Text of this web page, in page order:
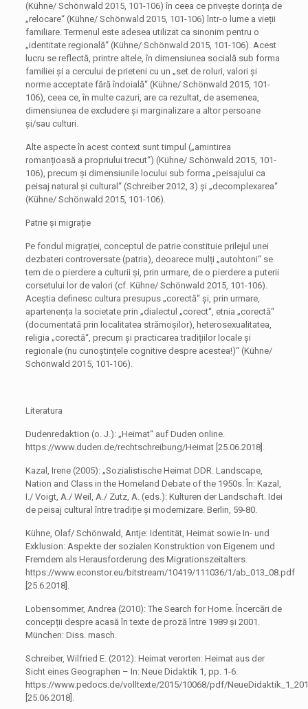
(Kühne/ Schönwald 2015, 101-106) în ceea ce privește dorința de
„relocare“ (Kühne/ Schönwald 2015, 101-106) într-o lume a vieții
familiare. Termenul este adesea utilizat ca sinonim pentru o
„identitate regională“ (Kühne/ Schönwald 2015, 101-106). Acest
lucru se reflectă, printre altele, în dimensiunea socială sub forma
familiei și a cercului de prieteni cu un „set de roluri, valori și
norme acceptate fără îndoială“ (Kühne/ Schönwald 2015, 101-
106), ceea ce, în multe cazuri, are ca rezultat, de asemenea,
dimensiunea de excludere și marginalizare a altor persoane
și/sau culturi.
Alte aspecte în acest context sunt timpul („amintirea
romanțioasă a propriului trecut“) (Kühne/ Schönwald 2015, 101-
106), precum și dimensiunile locului sub forma „peisajului ca
peisaj natural și cultural“ (Schreiber 2012, 3) și „decomplexarea“
(Kühne/ Schönwald 2015, 101-106).
Patrie și migrație
Pe fondul migrației, conceptul de patrie constituie prilejul unei
dezbateri controversate (patria), deoarece mulți „autohtoni“ se
tem de o pierdere a culturii și, prin urmare, de o pierdere a puterii
corsetului lor de valori (cf. Kühne/ Schönwald 2015, 101-106).
Aceștia definesc cultura presupus „corectă“ și, prin urmare,
apartenența la societate prin „dialectul „corect“, etnia „corectă“
(documentată prin localitatea strămoșilor), heterosexualitatea,
religia „corectă“, precum și practicarea tradițiilor locale și
regionale (nu cunoștințele cognitive despre acestea!)“ (Kühne/
Schönwald 2015, 101-106).
Literatura
Dudenredaktion (o. J.): „Heimat“ auf Duden online.
https://www.duden.de/rechtschreibung/Heimat [25.06.2018].
Kazal, Irene (2005): „Sozialistische Heimat DDR. Landscape,
Nation and Class in the Homeland Debate of the 1950s. În: Kazal,
I./ Voigt, A./ Weil, A./ Zutz, A. (eds.): Kulturen der Landschaft. Idei
de peisaj cultural între tradiție și modernizare. Berlin, 59-80.
Kühne, Olaf/ Schönwald, Antje: Identität, Heimat sowie In- und
Exklusion: Aspekte der sozialen Konstruktion von Eigenem und
Fremdem als Herausforderung des Migrationszeitalters.
https://www.econstor.eu/bitstream/10419/111036/1/ab_013_08.pdf
[25.6.2018].
Lobensommer, Andrea (2010): The Search for Home. Încercări de
concepții despre acasă în texte de proză între 1989 și 2001.
München: Diss. masch.
Schreiber, Wilfried E. (2012): Heimat verorten: Heimat aus der
Sicht eines Geographen – In: Neue Didaktik 1, pp. 1-6.
https://www.pedocs.de/volltexte/2015/10068/pdf/
[25.06.2018].